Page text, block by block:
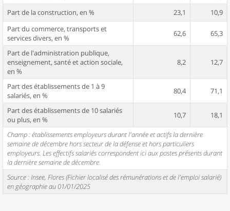
Part de la construction, en %
23,1
10,9
Part du commerce, transports et
services divers, en %
62,6 65,3
Part de l'administration publique,
enseignement, santé et action sociale,
en %
8,2 12,7
Part des établissements de 1 à 9
salariés, en %
80,4 71,1
Part des établissements de 10 salariés
ou plus, en %
10,7 18,1
Champ : établissements employeurs durant l'année et actifs la dernière
semaine de décembre hors secteur de la défense et hors particuliers
employeurs. Les effectifs salariés correspondent ici aux postes présents durant
la dernière semaine de décembre.
Source : Insee, Flores (Fichier localisé des rémunérations et de l'emploi salarié)
en géographie au 01/01/2025